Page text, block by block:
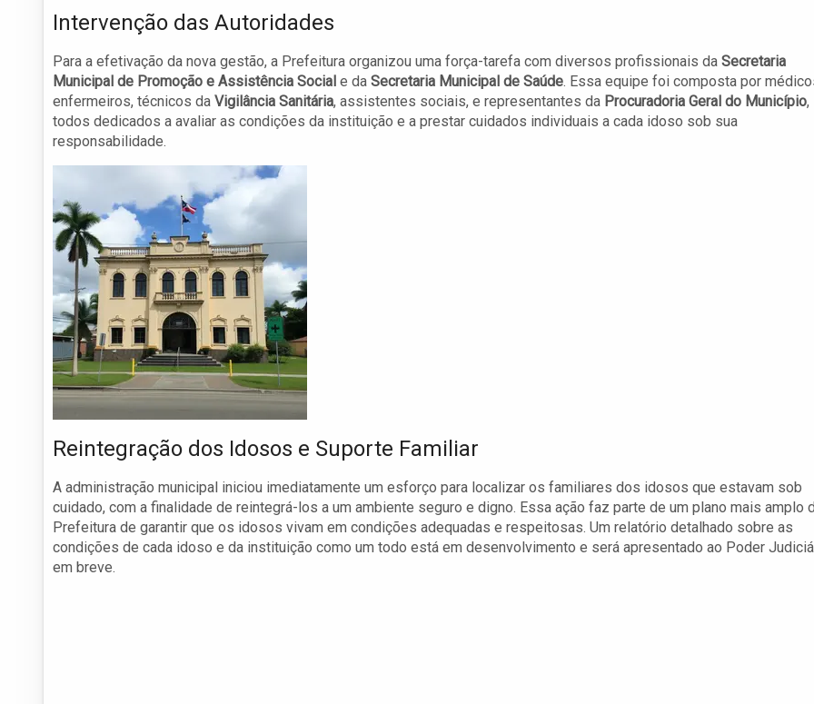
Intervenção das Autoridades
Para a efetivação da nova gestão, a Prefeitura organizou uma força-tarefa com diversos profissionais da Secretaria
Municipal de Promoção e Assistência Social e da Secretaria Municipal de Saúde. Essa equipe foi composta por
enfermeiros, técnicos da Vigilância Sanitária, assistentes sociais, e representantes da Procuradoria Geral do Município,
todos dedicados a avaliar as condições da instituição e a prestar cuidados individuais a cada idoso sob sua
responsabilidade.
Reintegração dos Idosos e Suporte Familiar
A administração municipal iniciou imediatamente um esforço para localizar os familiares dos idosos que estavam sob
cuidado, com a finalidade de reintegrá-los a um ambiente seguro e digno. Essa ação faz parte de um plano mais amplo
Prefeitura de garantir que os idosos vivam em condições adequadas e respeitosas. Um relatório detalhado sobre as
condições de cada idoso e da instituição como um todo está em desenvolvimento e será apresentado ao Poder
em breve.